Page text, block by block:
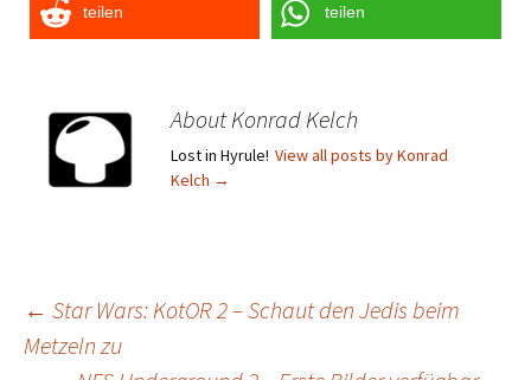
teilen teilen
About Konrad Kelch
Lost in Hyrule! View all posts by Konrad
Kelch →
Post
← Star Wars: KotOR 2 – Schaut den Jedis beim
Metzeln zu